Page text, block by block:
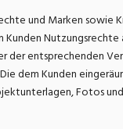
und Marken sowie
Kunden
der entsprechenden
dem Kunden
Fotos